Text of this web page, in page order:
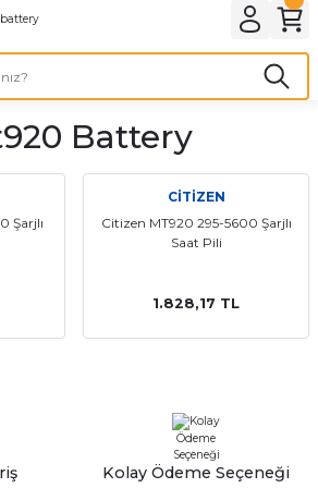
Geri Dön
AYDINLATMA & ELEKTRİK
AYDINLATMA
OFİS MALZEMELERİ
Geri Dön
Geri Dön
Geri Dön
Battery
Şarjlı
CİTİZEN
Citizen MT920 295-5600 Şarjlı
Saat Pili
1.828,17 TL
Kolay Ödeme Seçeneği